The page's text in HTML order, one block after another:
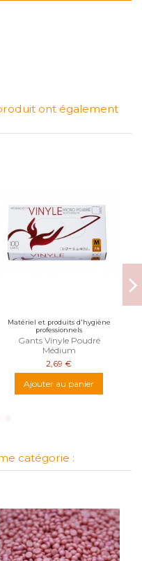
ont également
Matériel et produits d'hygiène
professionnels
Gants Vinyle Poudré
Médium
2,69 €
Ajouter au panier
catégorie :